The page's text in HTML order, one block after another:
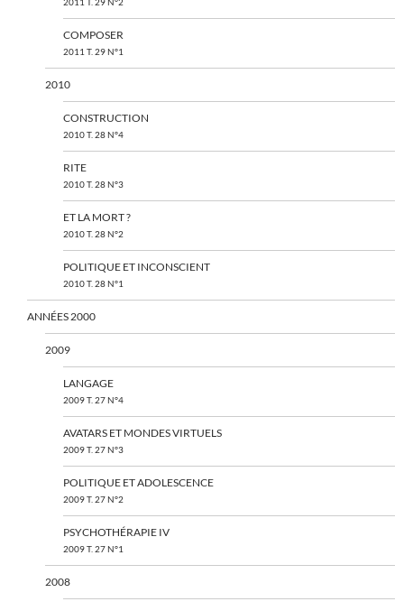
2011 T. 29 N°2
COMPOSER
2011 T. 29 N°1
2010
CONSTRUCTION
2010 T. 28 N°4
RITE
2010 T. 28 N°3
ET LA MORT ?
2010 T. 28 N°2
POLITIQUE ET INCONSCIENT
2010 T. 28 N°1
ANNÉES 2000
2009
LANGAGE
2009 T. 27 N°4
AVATARS ET MONDES VIRTUELS
2009 T. 27 N°3
POLITIQUE ET ADOLESCENCE
2009 T. 27 N°2
PSYCHOTHÉRAPIE IV
2009 T. 27 N°1
2008